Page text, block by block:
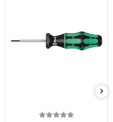
Tutuculu Cırcırlı
37.07 EUR